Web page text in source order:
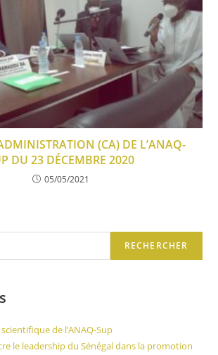
(CA) DE L’ANAQ-
DU 23 DÉCEMBRE 2020
05/05/2021
RECHERCHER
de l’ANAQ-Sup
le leadership du Sénégal dans la promotion